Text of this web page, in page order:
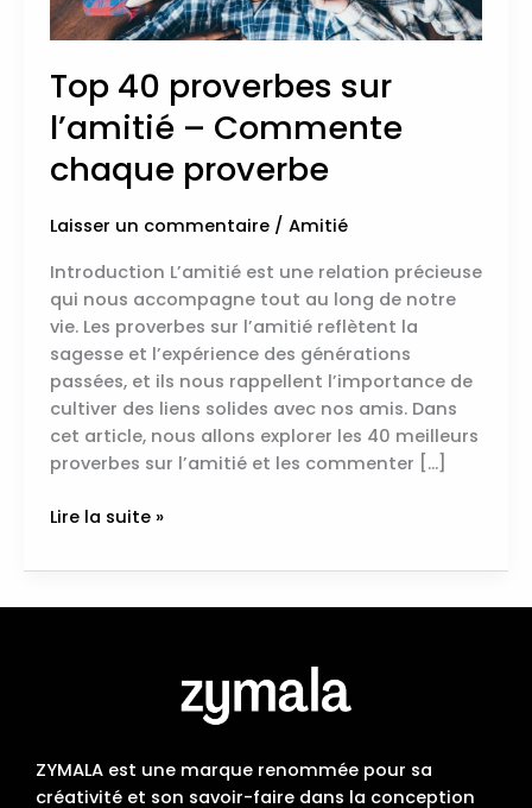
Top 40 proverbes sur
l’amitié – Commente
chaque proverbe
Laisser un commentaire / Amitié
Introduction L’amitié est une relation précieuse
qui nous accompagne tout au long de notre
vie. Les proverbes sur l’amitié reflètent la
sagesse et l’expérience des générations
passées, et ils nous rappellent l’importance de
cultiver des liens solides avec nos amis. Dans
cet article, nous allons explorer les 40 meilleurs
proverbes sur l’amitié et les commenter […]
Lire la suite »
ZYMALA est une marque renommée pour sa
créativité et son savoir-faire dans la conception